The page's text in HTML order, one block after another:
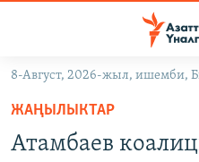
Навигацияга
өтүңүз
Издөөгө
салыңыз
КЫРГЫЗСТАН
8-Август, 2026-жыл, ишемби,
ЖАҢЫЛЫКТАР
Атамбаев